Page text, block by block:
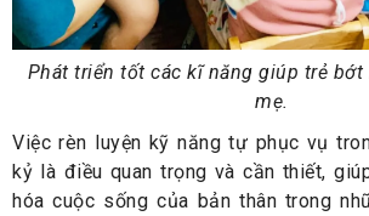
Phát triển tốt các kĩ năng giúp trẻ bớt
mẹ.
Việc rèn luyện kỹ năng tự phục vụ
kỷ là điều quan trọng và cần thiết,
hóa cuộc sống của bản thân trong